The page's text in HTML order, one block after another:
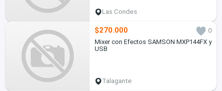
Las Condes
$270.000
0
Mixer con Efectos SAMSON MXP144FX y
USB
Talagante